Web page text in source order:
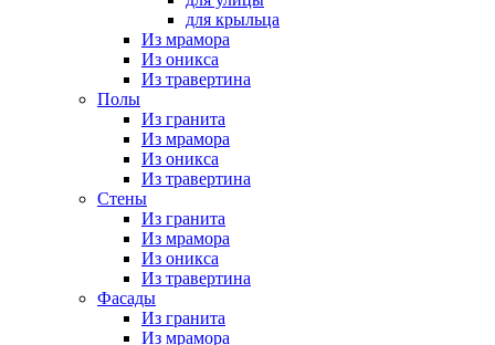
для крыльца
Из мрамора
Из оникса
Из травертина
Полы
Из гранита
Из мрамора
Из оникса
Из травертина
Стены
Из гранита
Из мрамора
Из оникса
Из травертина
Фасады
Из гранита
Из мрамора